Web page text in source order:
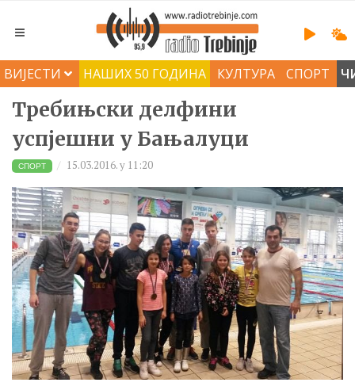
ВИЈЕСТИ НАШИХ 50 ГОДИНА КУЛТУРА СПОРТ
Требињски делфини
успјешни у Бањалуци
СПОРТ 15.03.2016. у 11:20